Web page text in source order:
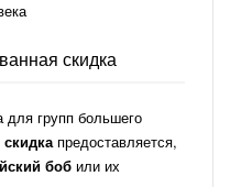
скидка
для групп большего
предоставляется,
боб или их